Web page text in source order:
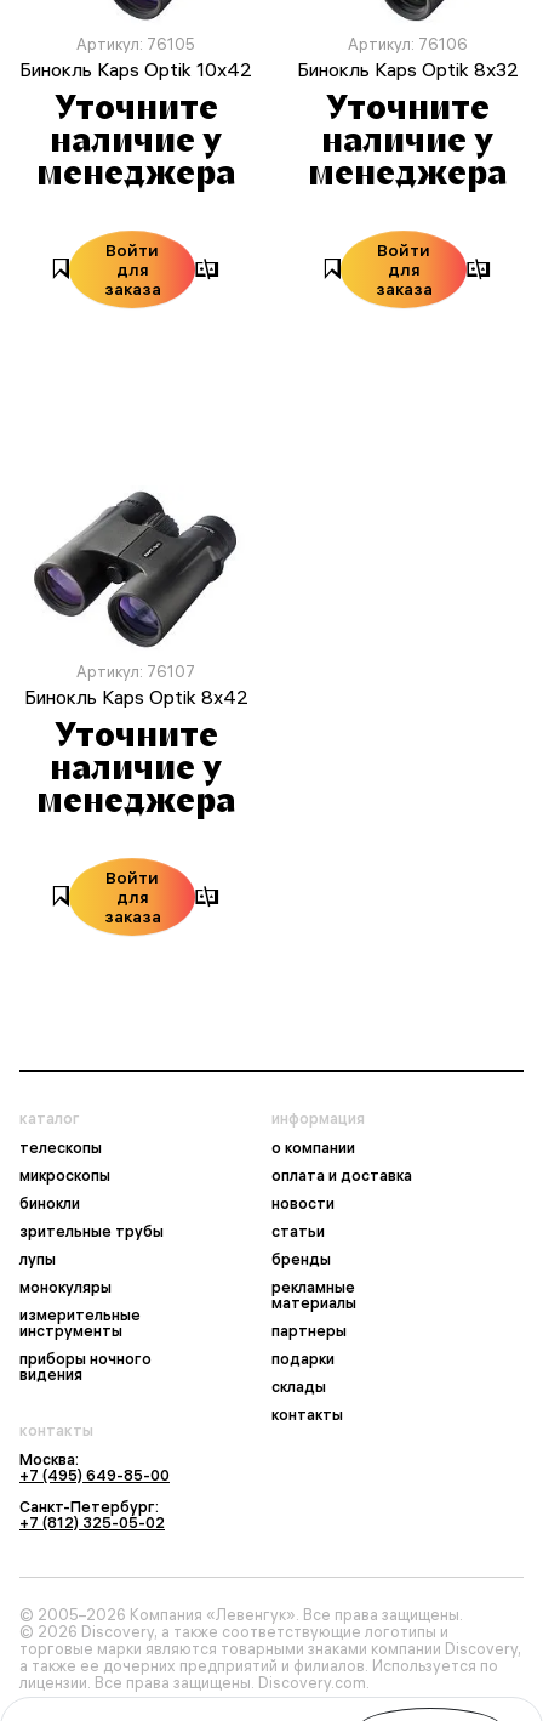
Артикул: 76105
Бинокль Kaps Optik 10x42
Уточните
наличие у
менеджера
Войти
для
заказа
Артикул: 76106
Бинокль Kaps Optik 8x32
Уточните
наличие у
менеджера
Войти
для
заказа
Артикул: 76107
Бинокль Kaps Optik 8x42
Уточните
наличие у
менеджера
Войти
для
заказа
каталог
телескопы
микроскопы
бинокли
зрительные трубы
лупы
монокуляры
измерительные
инструменты
приборы ночного
видения
информация
о компании
оплата и доставка
новости
статьи
бренды
рекламные
материалы
партнеры
подарки
склады
контакты
контакты
Москва:
+7 (495) 649-85-00
Санкт-Петербург:
+7 (812) 325-05-02
© 2005–2026 Компания «Левенгук». Все права защищены.
© 2026 Discovery, а также соответствующие логотипы и
торговые марки являются товарными знаками компании Discovery,
а также ее дочерних предприятий и филиалов. Используется по
лицензии. Все права защищены. Discovery.com.